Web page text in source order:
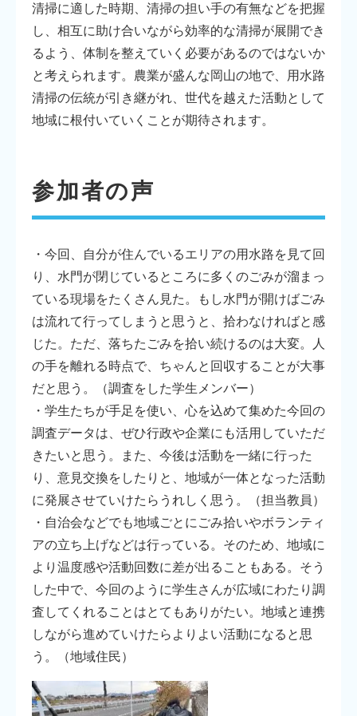
清掃に適した時期、清掃の担い手の有無などを把握
し、相互に助け合いながら効率的な清掃が展開でき
るよう、体制を整えていく必要があるのではないか
と考えられます。農業が盛んな岡山の地で、用水路
清掃の伝統が引き継がれ、世代を越えた活動として
地域に根付いていくことが期待されます。
参加者の声
・今回、自分が住んでいるエリアの用水路を見て回
り、水門が閉じているところに多くのごみが溜まっ
ている現場をたくさん見た。もし水門が開けばごみ
は流れて行ってしまうと思うと、拾わなければと感
じた。ただ、落ちたごみを拾い続けるのは大変。人
の手を離れる時点で、ちゃんと回収することが大事
だと思う。（調査をした学生メンバー）
・学生たちが手足を使い、心を込めて集めた今回の
調査データは、ぜひ行政や企業にも活用していただ
きたいと思う。また、今後は活動を一緒に行った
り、意見交換をしたりと、地域が一体となった活動
に発展させていけたらうれしく思う。（担当教員）
・自治会などでも地域ごとにごみ拾いやボランティ
アの立ち上げなどは行っている。そのため、地域に
より温度感や活動回数に差が出ることもある。そう
した中で、今回のように学生さんが広域にわたり調
査してくれることはとてもありがたい。地域と連携
しながら進めていけたらよりよい活動になると思
う。（地域住民）